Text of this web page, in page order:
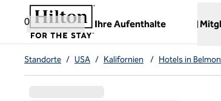
Weiter zum Inhalt
0
Ihre Aufenthalte
,öffnet neue Registerkarte
Standorte / USA / Kalifornien / Hotels in